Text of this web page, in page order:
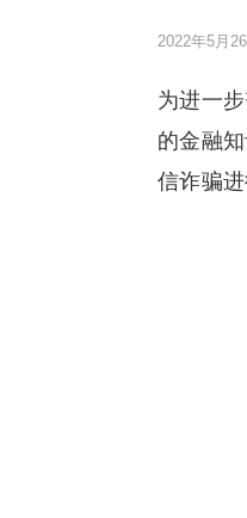
2022年5月
为进一
的金融
信诈骗